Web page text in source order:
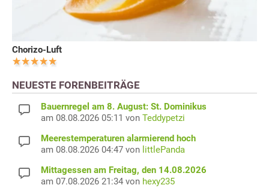
Chorizo-Luft
NEUESTE FORENBEITRÄGE
Bauernregel am 8. August: St. Dominikus
am 08.08.2026 05:11 von Teddypetzi
Meerestemperaturen alarmierend hoch
am 08.08.2026 04:47 von littlePanda
Mittagessen am Freitag, den 14.08.2026
am 07.08.2026 21:34 von hexy235